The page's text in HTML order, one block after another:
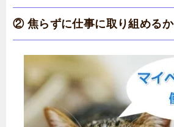
② 焦らずに仕事に取り組めるか